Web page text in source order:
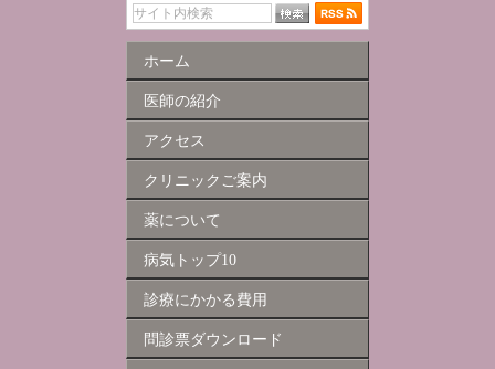
ホーム
医師の紹介
アクセス
クリニックご案内
薬について
病気トップ10
診療にかかる費用
問診票ダウンロード